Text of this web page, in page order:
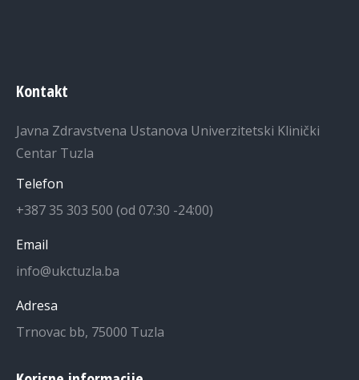
Kontakt
Javna Zdravstvena Ustanova Univerzitetski Klinički
Centar Tuzla
Telefon
+387 35 303 500 (od 07:30 -24:00)
Email
info@ukctuzla.ba
Adresa
Trnovac bb, 75000 Tuzla